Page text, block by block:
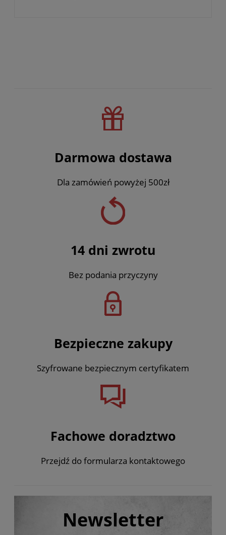
Darmowa dostawa
Dla zamówień powyżej 500zł
14 dni zwrotu
Bez podania przyczyny
Bezpieczne zakupy
Szyfrowane bezpiecznym certyfikatem
Fachowe doradztwo
Przejdź do formularza kontaktowego
Newsletter